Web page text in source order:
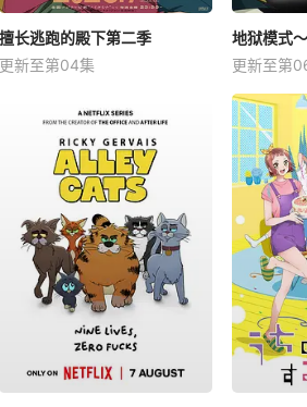
擅长逃跑的殿下第二季
更新至第04集
更新至第